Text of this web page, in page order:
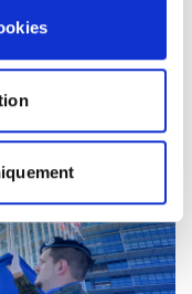
Actualités